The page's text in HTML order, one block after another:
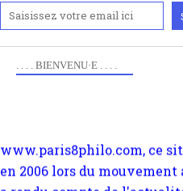
. . . . BIENVENU·E . . . .
www.paris8philo.com, ce
s'occupe plus largement de
compte d'une